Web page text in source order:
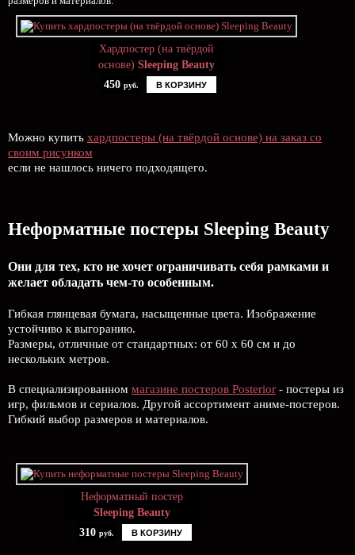
Хардпостер (на твёрдой
основе) Sleeping Beauty
450 руб. В КОРЗИНУ
Можно купить хардпостеры (на твёрдой основе) на заказ со
своим рисунком
если не нашлось ничего подходящего.
Неформатные постеры Sleeping Beauty
Они для тех, кто не хочет ограничивать себя рамками и
желает обладать чем-то особенным.
Гибкая глянцевая бумага, насыщенные цвета. Изображение
устойчиво к выгоранию.
Размеры, отличные от стандартных: от 60 х 60 см и до
нескольких метров.
В специализированном магазине постеров Posterior - постеры из
игр, фильмов и сериалов. Другой ассортимент аниме-постеров.
Гибкий выбор размеров и материалов.
Неформатный постер
Sleeping Beauty
310 руб. В КОРЗИНУ